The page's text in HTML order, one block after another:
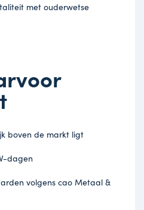
met ouderwetse
boven de markt ligt
dagen
volgens cao Metaal &